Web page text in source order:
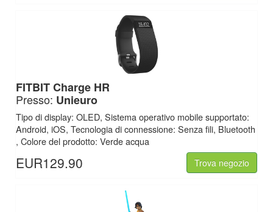
FITBIT Charge HR
Presso: Unieuro
Tipo di display: OLED, Sistema operativo mobile supportato:
Android, iOS, Tecnologia di connessione: Senza fili, Bluetooth
, Colore del prodotto: Verde acqua
EUR129.90 Trova negozio